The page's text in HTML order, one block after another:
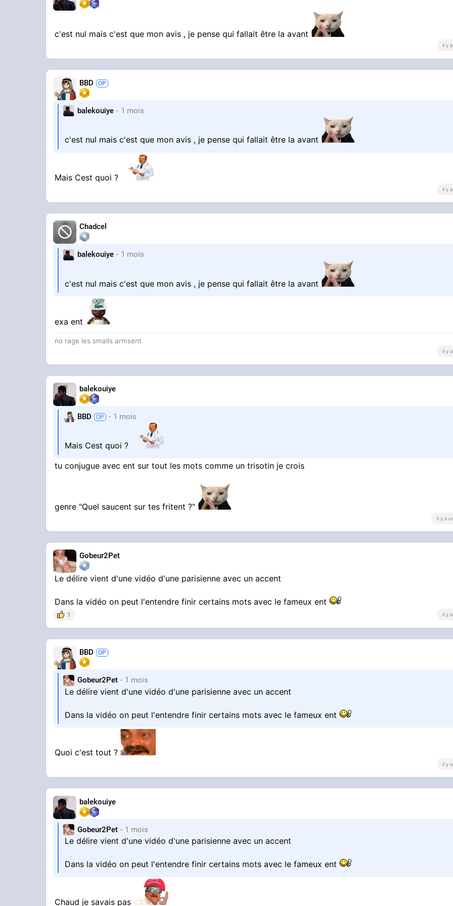
c'est nul mais c'est que mon avis , je pense qui fallait être la avant
il y
BBD
balekouiye 1 mois
c'est nul mais c'est que mon avis , je pense qui fallait être la avant
Mais Cest quoi ?
il y
Chadcel
balekouiye 1 mois
c'est nul mais c'est que mon avis , je pense qui fallait être la avant
exa ent
no rage les smalls armsent
il y
balekouiye
BBD 1 mois
Mais Cest quoi ?
tu conjugue avec ent sur tout les mots comme un trisotin je crois
genre "Quel saucent sur tes fritent ?"
il y a
Gobeur2Pet
Le délire vient d'une vidéo d'une parisienne avec un accent
Dans la vidéo on peut l'entendre finir certains mots avec le fameux ent
1 il y
BBD
Gobeur2Pet 1 mois
Le délire vient d'une vidéo d'une parisienne avec un accent
Dans la vidéo on peut l'entendre finir certains mots avec le fameux ent
Quoi c'est tout ?
il y
balekouiye
Gobeur2Pet 1 mois
Le délire vient d'une vidéo d'une parisienne avec un accent
Dans la vidéo on peut l'entendre finir certains mots avec le fameux ent
Chaud je savais pas